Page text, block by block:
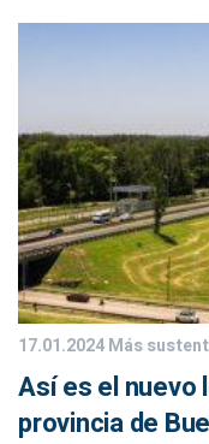
17.01.2024Más
Así es el nuevo
provincia de